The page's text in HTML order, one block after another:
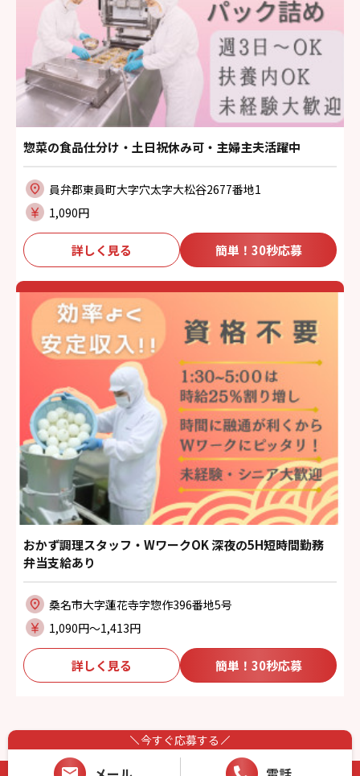
今すぐ応募する
惣菜の食品仕分け・土日祝休み可・主婦主夫活躍中
員弁郡東員町大字穴太字大松谷2677番地1
1,090円
詳しく見る 簡単！30秒応募
おかず調理スタッフ・WワークOK 深夜の5H短時間勤務
弁当支給あり
桑名市大字蓮花寺字惣作396番地5号
1,090円〜1,413円
詳しく見る 簡単！30秒応募